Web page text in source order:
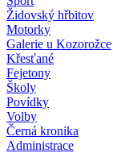
Židovský hřbitov
Motorky
Galerie u Kozorožce
Křesťané
Fejetony
Školy
Povídky
Volby
Černá kronika
Administrace